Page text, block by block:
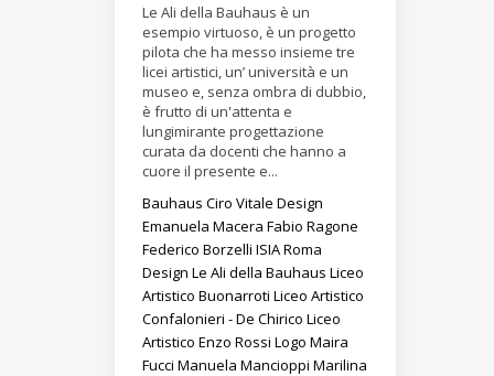
Le Ali della Bauhaus è un
esempio virtuoso, è un progetto
pilota che ha messo insieme tre
licei artistici, un’ università e un
museo e, senza ombra di dubbio,
è frutto di un'attenta e
lungimirante progettazione
curata da docenti che hanno a
cuore il presente e...
Bauhaus Ciro Vitale Design
Emanuela Macera Fabio Ragone
Federico Borzelli ISIA Roma
Design Le Ali della Bauhaus Liceo
Artistico Buonarroti Liceo Artistico
Confalonieri - De Chirico Liceo
Artistico Enzo Rossi Logo Maira
Fucci Manuela Mancioppi Marilina